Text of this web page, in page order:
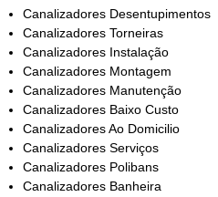
Canalizadores Desentupimentos
Canalizadores Torneiras
Canalizadores Instalação
Canalizadores Montagem
Canalizadores Manutenção
Canalizadores Baixo Custo
Canalizadores Ao Domicilio
Canalizadores Serviços
Canalizadores Polibans
Canalizadores Banheira